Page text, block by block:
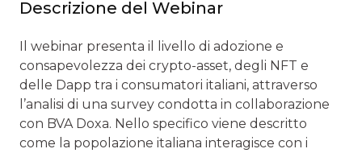
Descrizione del Webinar
Il webinar presenta il livello di adozione e
consapevolezza dei crypto-asset, degli NFT e
delle Dapp tra i consumatori italiani, attraverso
l’analisi di una survey condotta in collaborazione
con BVA Doxa. Nello specifico viene descritto
come la popolazione italiana interagisce con i